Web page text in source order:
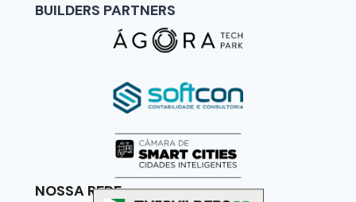
BUILDERS PARTNERS
NOSSA REDE